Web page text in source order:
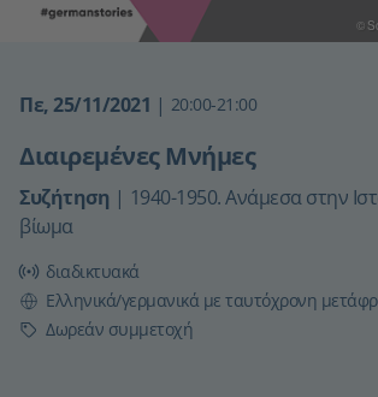
Πε, 25/11/2021 | 20:00-21:00
Διαιρεμένες Μνήμες
Συζήτηση | 1940-1950. Ανάμεσα στην
βίωμα
διαδικτυακά
ΓλώσσαΕλληνικά/γερμανικά με ταυτόχρονη
ΤιμήΔωρεάν συμμετοχή
©